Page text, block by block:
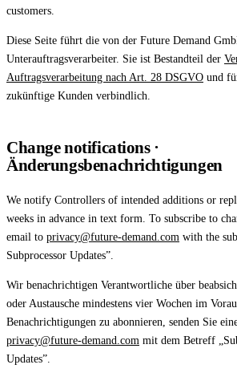
Live
For Promoters & Arts Organisations
Find your plan
USE CASES
Hotels & Regions
In-house Teams
Live Entertainment
customers.
Diese Seite führt die von der Future Demand
Unterauftragsverarbeiter. Sie ist Bestandteil der
Auftragsverarbeitung nach Art. 28 DSGVO und
zukünftige Kunden verbindlich.
Change notifications ·
Änderungsbenachrichtigungen
We notify Controllers of intended additions or
weeks in advance in text form. To subscribe to
email to privacy@future-demand.com with the
Subprocessor Updates”.
Wir benachrichtigen Verantwortliche über
oder Austausche mindestens vier Wochen im
Benachrichtigungen zu abonnieren, senden Sie
privacy@future-demand.com mit dem Betreff
Updates”.